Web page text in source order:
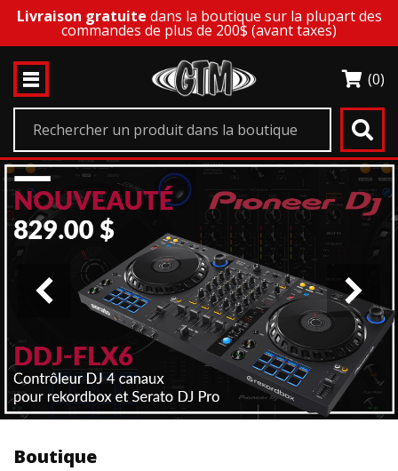
Livraison gratuite dans la boutique sur la plupart des
commandes de plus de 200$ (avant taxes)
(0)
Boutique